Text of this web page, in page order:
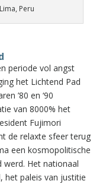
Peru
periode vol angst
het Lichtend Pad
’80 en ‘90
van 8000% het
Fujimori
de relaxte sfeer terug
een kosmopolitische
werd. Het nationaal
het paleis van justitie